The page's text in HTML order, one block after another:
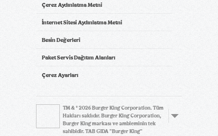
Çerez Aydınlatma Metni
İnternet Sitesi Aydınlatma Metni
Besin Değerleri
Paket Servis Dağıtım Alanları
Çerez Ayarları
TM & © 2026 Burger King Corporation. Tüm
Hakları saklıdır. Burger King Corporation,
Burger King markası ve ambleminin tek
sahibidir. TAB GIDA "Burger King"